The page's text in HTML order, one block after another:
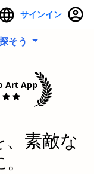
サインイン
そう
Art App
素敵な